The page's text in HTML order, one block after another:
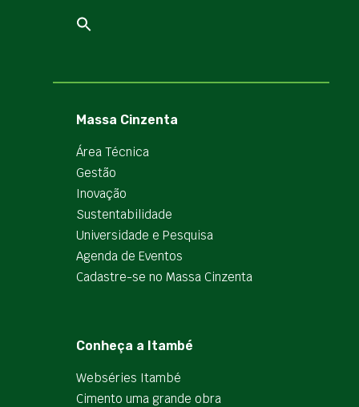
Massa Cinzenta
Área Técnica
Gestão
Inovação
Sustentabilidade
Universidade e Pesquisa
Agenda de Eventos
Cadastre-se no Massa Cinzenta
Conheça a Itambé
Webséries Itambé
Cimento uma grande obra